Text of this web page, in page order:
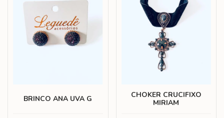
BRINCO ANA UVA G
CHOKER CRUCIFIXO
MIRIAM